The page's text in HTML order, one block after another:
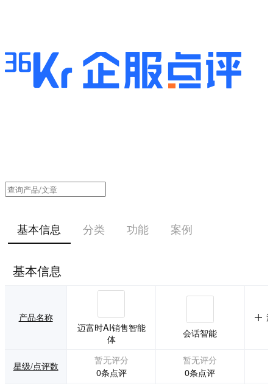
基本信息 分类 功能 案例
基本信息
产品名称
迈富时AI销售智能
体
会话智能
星级/点评数
暂无评分
0条点评
暂无评分
0条点评